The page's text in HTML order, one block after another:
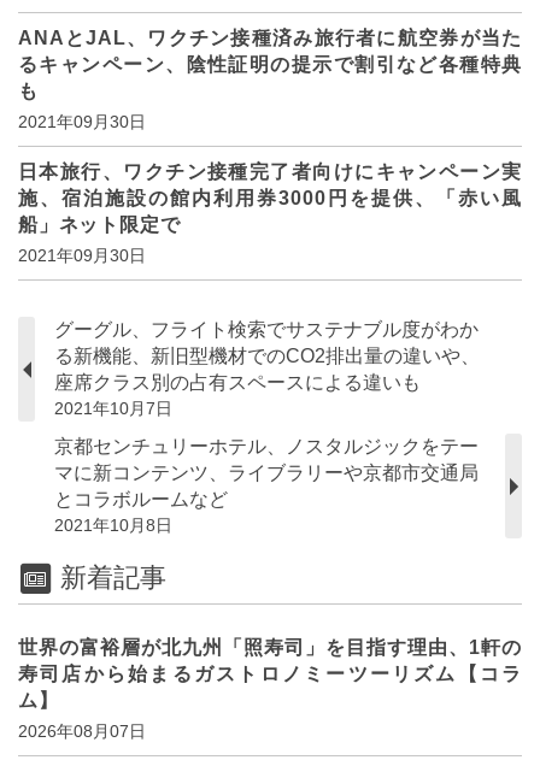
ANAとJAL、ワクチン接種済み旅行者に航空券が当た
るキャンペーン、陰性証明の提示で割引など各種特典
も
2021年09月30日
日本旅行、ワクチン接種完了者向けにキャンペーン実
施、宿泊施設の館内利用券3000円を提供、「赤い風
船」ネット限定で
2021年09月30日
グーグル、フライト検索でサステナブル度がわか
る新機能、新旧型機材でのCO2排出量の違いや、
座席クラス別の占有スペースによる違いも
2021年10月7日
京都センチュリーホテル、ノスタルジックをテー
マに新コンテンツ、ライブラリーや京都市交通局
とコラボルームなど
2021年10月8日
新着記事
世界の富裕層が北九州「照寿司」を目指す理由、1軒の
寿司店から始まるガストロノミーツーリズム【コラ
ム】
2026年08月07日